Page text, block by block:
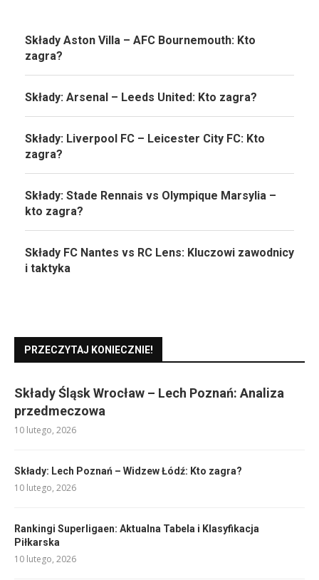
Składy Aston Villa – AFC Bournemouth: Kto
zagra?
Składy: Arsenal – Leeds United: Kto zagra?
Składy: Liverpool FC – Leicester City FC: Kto
zagra?
Składy: Stade Rennais vs Olympique Marsylia –
kto zagra?
Składy FC Nantes vs RC Lens: Kluczowi zawodnicy
i taktyka
PRZECZYTAJ KONIECZNIE!
Składy Śląsk Wrocław – Lech Poznań: Analiza
przedmeczowa
10 lutego, 2026
Składy: Lech Poznań – Widzew Łódź: Kto zagra?
10 lutego, 2026
Rankingi Superligaen: Aktualna Tabela i Klasyfikacja
Piłkarska
10 lutego, 2026